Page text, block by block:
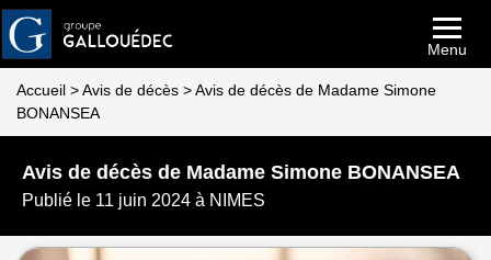
Menu
Accueil >Avis de décès >Avis de décès de Madame Simone
BONANSEA
Avis de décès de Madame Simone BONANSEA
Publié le 11 juin 2024 à NIMES